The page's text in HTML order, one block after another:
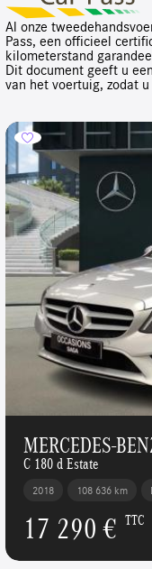
Al onze
Pass, een officieel
kilometerstand
Dit document geeft u
van het voertuig, zodat
MERCEDES-
C 180 d Estate
2018 108 636 km
17 290 € TTC